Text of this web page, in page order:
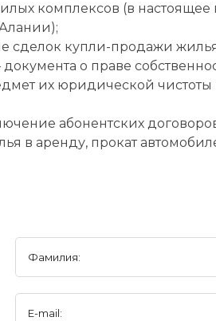
комплексов (в
купли-продажи жилья
о праве
их юридической чистоты
абонентских
в аренду, прокат
Фамилия:
E-mail: